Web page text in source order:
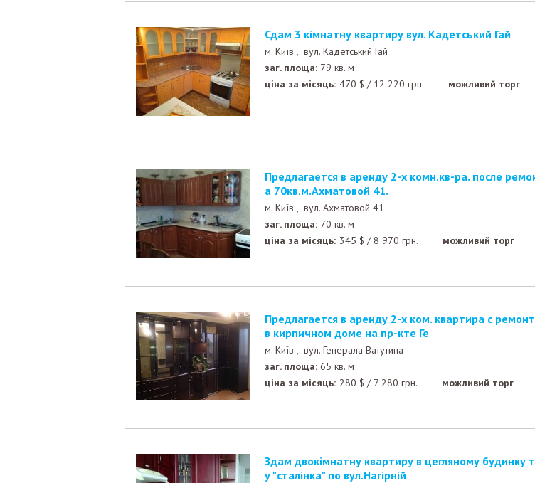
Сдам 3 кімнатну квартиру вул. Кадетський Гай
м. Київ , вул. Кадетський Гай
заг. площа: 79 кв. м
ціна за місяць: 470 $ / 12 220 грн. можливий торг
Предлагается в аренду 2-х комн.кв-ра. после ремонт
а 70кв.м.Ахматовой 41.
м. Київ , вул. Ахматовой 41
заг. площа: 70 кв. м
ціна за місяць: 345 $ /8 970 грн. можливий торг
Предлагается в аренду 2-х ком. квартира с ремонтом
в кирпичном доме на пр-кте Ге
м. Київ , вул. Генерала Ватутина
заг. площа: 65 кв. м
ціна за місяць: 280 $ / 7 280 грн. можливий торг
Здам двокімнатну квартиру в цегляному будинку тип
у "сталінка" по вул.Нагірній